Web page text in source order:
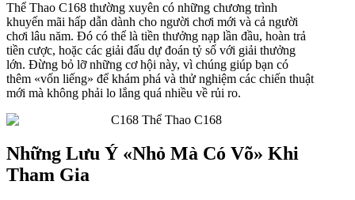
Thể Thao C168 thường xuyên có những chương trình
khuyến mãi hấp dẫn dành cho người chơi mới và cả người
chơi lâu năm. Đó có thể là tiền thưởng nạp lần đầu, hoàn trả
tiền cược, hoặc các giải đấu dự đoán tỷ số với giải thưởng
lớn. Đừng bỏ lỡ những cơ hội này, vì chúng giúp bạn có
thêm «vốn liếng» để khám phá và thử nghiệm các chiến thuật
mới mà không phải lo lắng quá nhiều về rủi ro.
Những Lưu Ý «Nhỏ Mà Có Võ» Khi
Tham Gia